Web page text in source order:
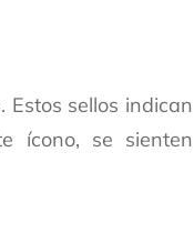
sellos indican
ícono, se sienten